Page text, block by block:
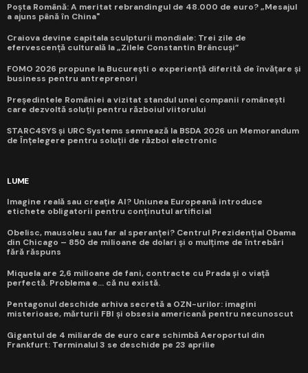
Poșta Română: A meritat rebrandingul de 48.000 de euro? „Mesajul
a ajuns până în China"
Craiova devine capitala sculpturii mondiale: Trei zile de
efervescență culturală la „Zilele Constantin Brâncuși”
FOMO 2026 propune la București o experiență diferită de învățare și
business pentru antreprenori
Președintele României a vizitat standul unei companii românești
care dezvoltă soluții pentru războiul viitorului
STARC4SYS și URC Systems semnează la BSDA 2026 un Memorandum
de Înțelegere pentru soluții de război electronic
LUME
Imagine reală sau creație AI? Uniunea Europeană introduce
etichete obligatorii pentru conținutul artificial
Obelisc, mausoleu sau far al speranței? Centrul Prezidențial Obama
din Chicago – 850 de milioane de dolari și o mulțime de întrebări
fără răspuns
Miquela are 2,6 milioane de fani, contracte cu Prada și o viață
perfectă. Problema e... că nu există.
Pentagonul deschide arhiva secretă a OZN-urilor: imagini
misterioase, mărturii FBI și obsesia americană pentru necunoscut
Gigantul de 4 miliarde de euro care schimbă Aeroportul din
Frankfurt: Terminalul 3 se deschide pe 23 aprilie